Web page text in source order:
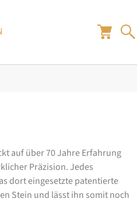
"Juwelier"
auf über 70 Jahre Erfahrung
Präzision. Jedes
dort eingesetzte patentierte
Stein und lässt ihn somit noch